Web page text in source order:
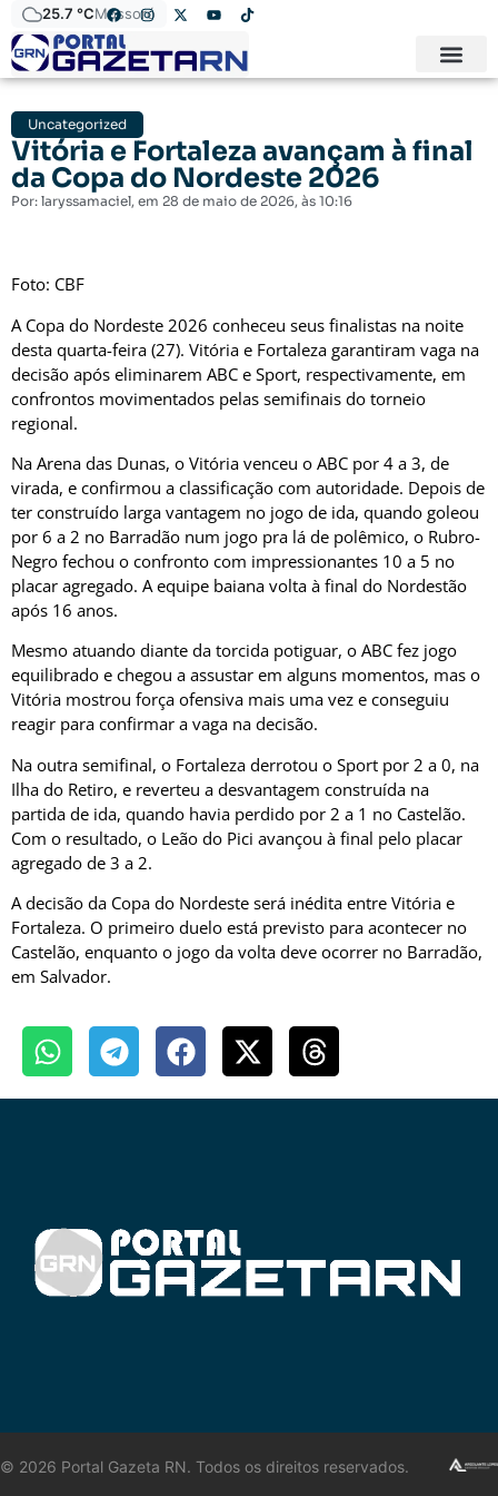
25.7 °CMossoró
Uncategorized
Vitória e Fortaleza avançam à final
da Copa do Nordeste 2026
Por: laryssamaciel, em 28 de maio de 2026, às 10:16
Foto: CBF
A Copa do Nordeste 2026 conheceu seus finalistas na noite
desta quarta-feira (27). Vitória e Fortaleza garantiram vaga na
decisão após eliminarem ABC e Sport, respectivamente, em
confrontos movimentados pelas semifinais do torneio
regional.
Na Arena das Dunas, o Vitória venceu o ABC por 4 a 3, de
virada, e confirmou a classificação com autoridade. Depois de
ter construído larga vantagem no jogo de ida, quando goleou
por 6 a 2 no Barradão num jogo pra lá de polêmico, o Rubro-
Negro fechou o confronto com impressionantes 10 a 5 no
placar agregado. A equipe baiana volta à final do Nordestão
após 16 anos.
Mesmo atuando diante da torcida potiguar, o ABC fez jogo
equilibrado e chegou a assustar em alguns momentos, mas o
Vitória mostrou força ofensiva mais uma vez e conseguiu
reagir para confirmar a vaga na decisão.
Na outra semifinal, o Fortaleza derrotou o Sport por 2 a 0, na
Ilha do Retiro, e reverteu a desvantagem construída na
partida de ida, quando havia perdido por 2 a 1 no Castelão.
Com o resultado, o Leão do Pici avançou à final pelo placar
agregado de 3 a 2.
A decisão da Copa do Nordeste será inédita entre Vitória e
Fortaleza. O primeiro duelo está previsto para acontecer no
Castelão, enquanto o jogo da volta deve ocorrer no Barradão,
em Salvador.
© 2026 Portal Gazeta RN. Todos os direitos reservados.